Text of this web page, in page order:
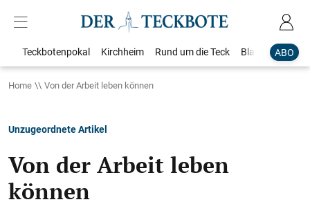
ABO
Teckbotenpokal Kirchheim Rund um die Teck Blaulicht
Home Von der Arbeit leben können
Unzugeordnete Artikel
Von der Arbeit leben
können